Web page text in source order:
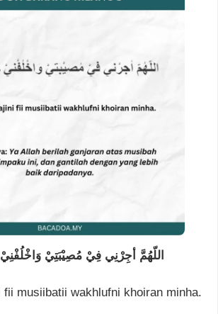
اللّهُمَّ أجِرْنِي فِيْ مُصِيْبَتِيْ
fii musiibatii wakhlufni khoiran minha.